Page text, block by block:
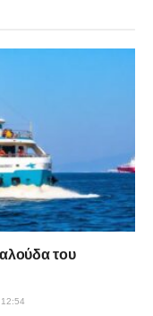
του